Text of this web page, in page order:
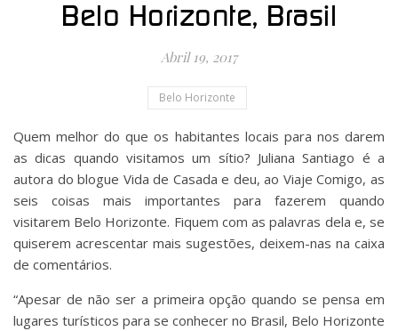
Belo Horizonte, Brasil
Abril 19, 2017
Belo Horizonte
Quem melhor do que os habitantes locais para nos darem
as dicas quando visitamos um sítio? Juliana Santiago é a
autora do blogue Vida de Casada e deu, ao Viaje Comigo, as
seis coisas mais importantes para fazerem quando
visitarem Belo Horizonte. Fiquem com as palavras dela e, se
quiserem acrescentar mais sugestões, deixem-nas na caixa
de comentários.
“Apesar de não ser a primeira opção quando se pensa em
lugares turísticos para se conhecer no Brasil, Belo Horizonte